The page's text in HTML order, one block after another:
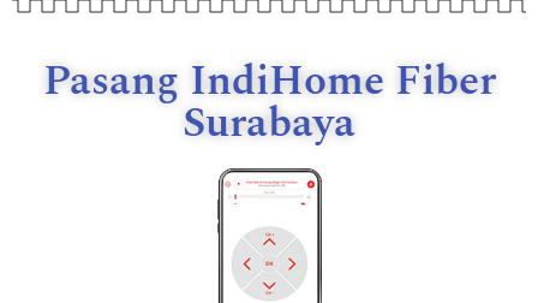
Pasang IndiHome Fiber
Surabaya